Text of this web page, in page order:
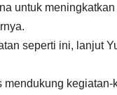
untuk
seperti ini, lanjut
mendukung